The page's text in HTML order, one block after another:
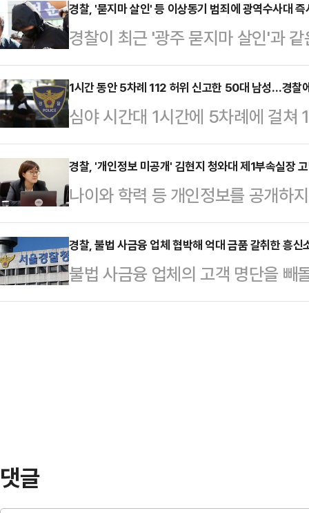
경찰청 국가수사본부장은 이날 서
에서 "(범죄) 관련성을 입증할 증거
시하자 (혐의를) 시인하고 있는 상
과정에서는 박왕열에 대해 "모르는
다. 그러나 경찰이 관련 증거를 제
보인다.최씨…
경찰, '묻지마 살인' 등 이상동기 범죄에 광역수사대 즉
경찰이 최근 '광주 묻지마 살인'과
발생 시 광역범죄수사대를 즉시 투
일 경찰 등에 따르면 박성주 경찰청
찰청에서 열린 정례 간담회에서 반
관해 묻는 취재진의 질문에 이같이
해서는 매우 엄중하게 인식하고 있
사들도 가시적 예방활동에 투입할
범행 동기 등에 대…
1시간 동안 5차례 112 허위 신고한 50대 남성…경찰
심야 시간대 1시간에 5차례에 걸쳐
체포됐다.11일 경찰 등에 따르면
씨를 붙잡아 조사하고 있다.A씨는
원미구 부근에서 5차례에 걸쳐
번 "죽고 싶다"는 취지로 신고한 것
찰은 실제 상황이 아니라고 판단한
도 60여차례 허위 신고한 이력 등
경찰, '개인정보 미공개' 김현지 청와대 제1부속실장
나이와 학력 등 개인정보를 공개하
체가 김현지 청와대 제1부속실장을
알려졌다.8일 경찰 등에 따르면 서
강요·업무상배임 혐의로 고발된 김
을 내렸다.경찰 측은 "국민의 알 권
경찰, 불법 사금융 업체 협박해 억대 금품 갈취한 흥신
불법 사금융 업체의 고객 명단을 빼
대 금품을 뜯어낸 일당이 검찰에 송
댓글